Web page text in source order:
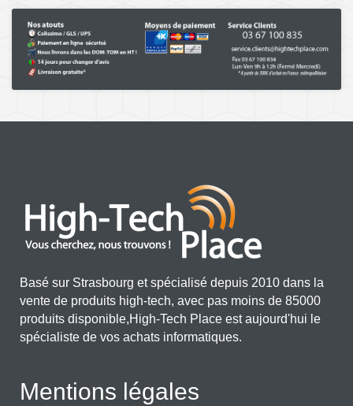
Basé sur Strasbourg et spécialisé depuis 2010 dans la
vente de produits high-tech, avec pas moins de 85000
produits disponible,High-Tech Place est aujourd'hui le
spécialiste de vos achats informatiques.
Mentions légales